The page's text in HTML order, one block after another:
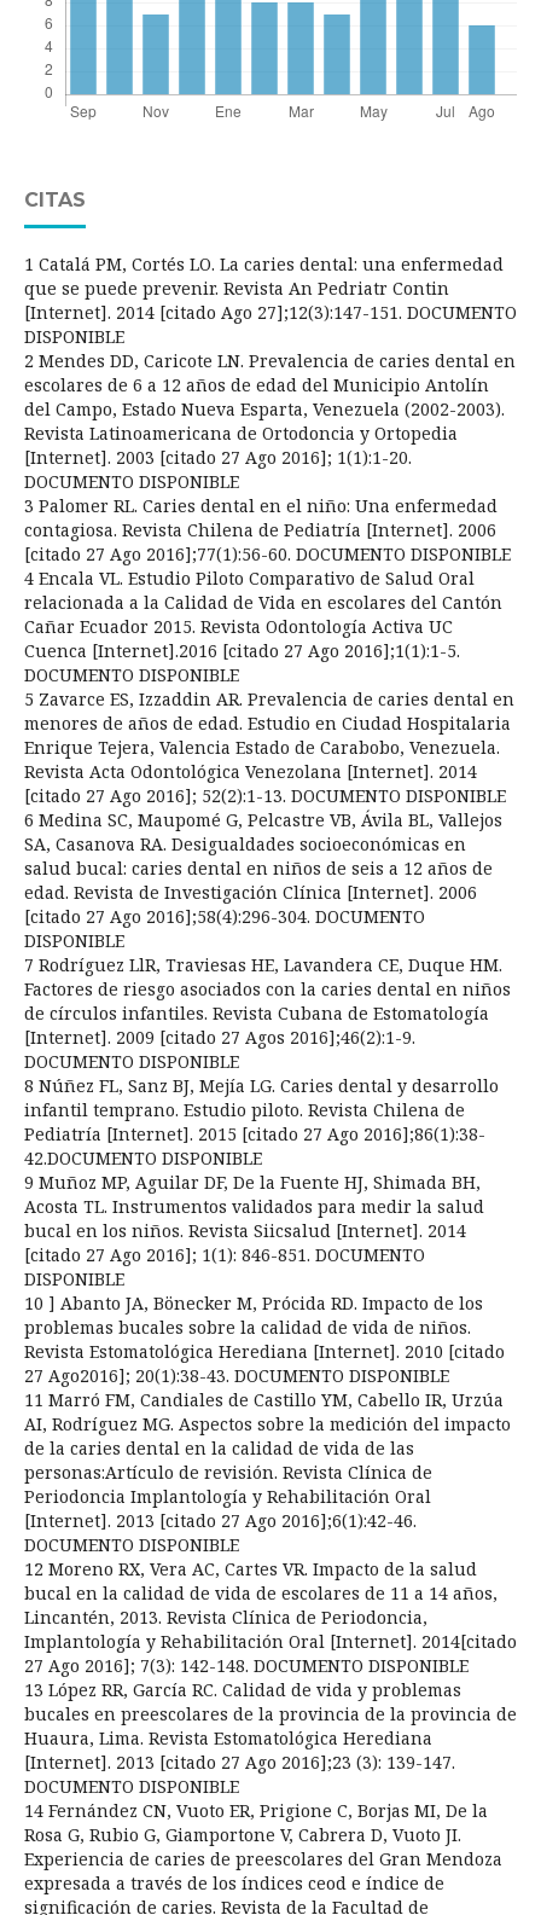
CITAS
1 Catalá PM, Cortés LO. La caries dental: una enfermedad
que se puede prevenir. Revista An Pedriatr Contin
[Internet]. 2014 [citado Ago 27];12(3):147-151. DOCUMENTO
DISPONIBLE
2 Mendes DD, Caricote LN. Prevalencia de caries dental en
escolares de 6 a 12 años de edad del Municipio Antolín
del Campo, Estado Nueva Esparta, Venezuela (2002-2003).
Revista Latinoamericana de Ortodoncia y Ortopedia
[Internet]. 2003 [citado 27 Ago 2016]; 1(1):1-20.
DOCUMENTO DISPONIBLE
3 Palomer RL. Caries dental en el niño: Una enfermedad
contagiosa. Revista Chilena de Pediatría [Internet]. 2006
[citado 27 Ago 2016];77(1):56-60. DOCUMENTO DISPONIBLE
4 Encala VL. Estudio Piloto Comparativo de Salud Oral
relacionada a la Calidad de Vida en escolares del Cantón
Cañar Ecuador 2015. Revista Odontología Activa UC
Cuenca [Internet].2016 [citado 27 Ago 2016];1(1):1-5.
DOCUMENTO DISPONIBLE
5 Zavarce ES, Izzaddin AR. Prevalencia de caries dental en
menores de años de edad. Estudio en Ciudad Hospitalaria
Enrique Tejera, Valencia Estado de Carabobo, Venezuela.
Revista Acta Odontológica Venezolana [Internet]. 2014
[citado 27 Ago 2016]; 52(2):1-13. DOCUMENTO DISPONIBLE
6 Medina SC, Maupomé G, Pelcastre VB, Ávila BL, Vallejos
SA, Casanova RA. Desigualdades socioeconómicas en
salud bucal: caries dental en niños de seis a 12 años de
edad. Revista de Investigación Clínica [Internet]. 2006
[citado 27 Ago 2016];58(4):296-304. DOCUMENTO
DISPONIBLE
7 Rodríguez LlR, Traviesas HE, Lavandera CE, Duque HM.
Factores de riesgo asociados con la caries dental en niños
de círculos infantiles. Revista Cubana de Estomatología
[Internet]. 2009 [citado 27 Agos 2016];46(2):1-9.
DOCUMENTO DISPONIBLE
8 Núñez FL, Sanz BJ, Mejía LG. Caries dental y desarrollo
infantil temprano. Estudio piloto. Revista Chilena de
Pediatría [Internet]. 2015 [citado 27 Ago 2016];86(1):38-
42.DOCUMENTO DISPONIBLE
9 Muñoz MP, Aguilar DF, De la Fuente HJ, Shimada BH,
Acosta TL. Instrumentos validados para medir la salud
bucal en los niños. Revista Siicsalud [Internet]. 2014
[citado 27 Ago 2016]; 1(1): 846-851. DOCUMENTO
DISPONIBLE
10 ] Abanto JA, Bönecker M, Prócida RD. Impacto de los
problemas bucales sobre la calidad de vida de niños.
Revista Estomatológica Herediana [Internet]. 2010 [citado
27 Ago2016]; 20(1):38-43. DOCUMENTO DISPONIBLE
11 Marró FM, Candiales de Castillo YM, Cabello IR, Urzúa
AI, Rodríguez MG. Aspectos sobre la medición del impacto
de la caries dental en la calidad de vida de las
personas:Artículo de revisión. Revista Clínica de
Periodoncia Implantología y Rehabilitación Oral
[Internet]. 2013 [citado 27 Ago 2016];6(1):42-46.
DOCUMENTO DISPONIBLE
12 Moreno RX, Vera AC, Cartes VR. Impacto de la salud
bucal en la calidad de vida de escolares de 11 a 14 años,
Lincantén, 2013. Revista Clínica de Periodoncia,
Implantología y Rehabilitación Oral [Internet]. 2014[citado
27 Ago 2016]; 7(3): 142-148. DOCUMENTO DISPONIBLE
13 López RR, García RC. Calidad de vida y problemas
bucales en preescolares de la provincia de la provincia de
Huaura, Lima. Revista Estomatológica Herediana
[Internet]. 2013 [citado 27 Ago 2016];23 (3): 139-147.
DOCUMENTO DISPONIBLE
14 Fernández CN, Vuoto ER, Prigione C, Borjas MI, De la
Rosa G, Rubio G, Giamportone V, Cabrera D, Vuoto JI.
Experiencia de caries de preescolares del Gran Mendoza
expresada a través de los índices ceod e índice de
significación de caries. Revista de la Facultad de